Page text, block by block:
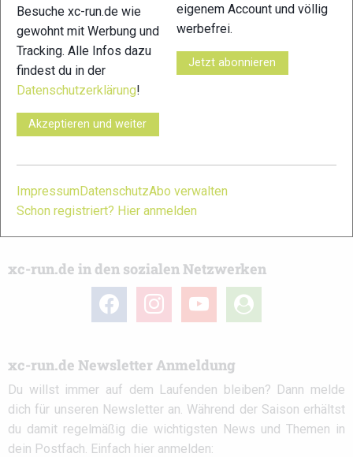
xc-run.de ist DAS deutschsprachige Trailrunning-Portal mit
aktuellen News aus der Szene, einer Traildatenbank,
Trailrunning-Community und allem was du sonst noch über
deine Lieblingssportart wissen solltest.
ObTrailrunning-Anfänger oder Profi-Sportler, wir haben
immer ein offenes Ohr für dich! Du kannst uns jederzeit über
Partner
xc-run.de in den sozialen Netzwerken
facebook instagramyoutube
user-
circle
xc-run.de Newsletter Anmeldung
Du willst immer auf dem Laufenden bleiben? Dann melde
dich für unseren Newsletter an. Während der Saison erhältst
du damit regelmäßig die wichtigsten News und Themen in
dein Postfach. Einfach hier anmelden:
Besuche xc-run.de wie
gewohnt mit Werbung und
Tracking. Alle Infos dazu
findest du in der
Datenschutzerklärung!
Akzeptieren und weiter
eigenem Account und völlig
werbefrei.
Jetzt abonnieren
Impressum DatenschutzAbo verwalten
Schon registriert? Hier anmelden